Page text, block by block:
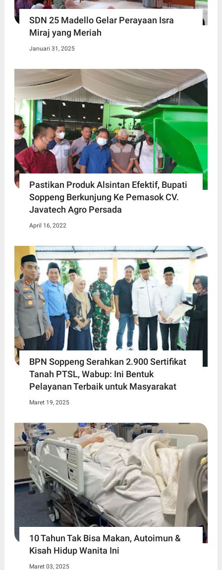
SDN 25 Madello Gelar Perayaan Isra
Miraj yang Meriah
Januari 31, 2025
Pastikan Produk Alsintan Efektif, Bupati
Soppeng Berkunjung Ke Pemasok CV.
Javatech Agro Persada
April 16, 2022
BPN Soppeng Serahkan 2.900 Sertifikat
Tanah PTSL, Wabup: Ini Bentuk
Pelayanan Terbaik untuk Masyarakat
Maret 19, 2025
10 Tahun Tak Bisa Makan, Autoimun &
Kisah Hidup Wanita Ini
Maret 03, 2025